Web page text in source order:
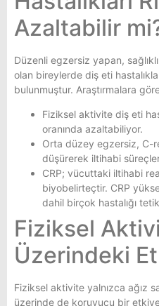
Azaltabilir
Düzenli egzersiz yapan,
olan bireylerde diş eti
bulunmuştur. Araştırmalara
Fiziksel aktivite diş eti
oranında azaltabiliyor.
Orta düzey egzersiz, C-
düşürerek iltihabi
CRP; vücuttaki iltihabi
biyobelirteçtir. CRP
dahil birçok hastalığı
Fiziksel
Üzerindeki
Fiziksel aktivite yalnızca ağız
üzerinde de koruyucu bir